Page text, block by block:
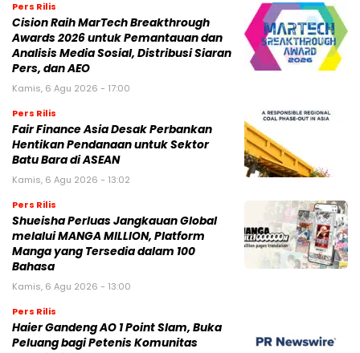
Pers Rilis
Cision Raih MarTech Breakthrough
Awards 2026 untuk Pemantauan dan
Analisis Media Sosial, Distribusi Siaran
Pers, dan AEO
Kamis, 6 Agu 2026 - 17:00
Pers Rilis
Fair Finance Asia Desak Perbankan
Hentikan Pendanaan untuk Sektor
Batu Bara di ASEAN
Kamis, 6 Agu 2026 - 13:02
Pers Rilis
Shueisha Perluas Jangkauan Global
melalui MANGA MILLION, Platform
Manga yang Tersedia dalam 100
Bahasa
Kamis, 6 Agu 2026 - 13:00
Pers Rilis
Haier Gandeng AO 1 Point Slam, Buka
Peluang bagi Petenis Komunitas